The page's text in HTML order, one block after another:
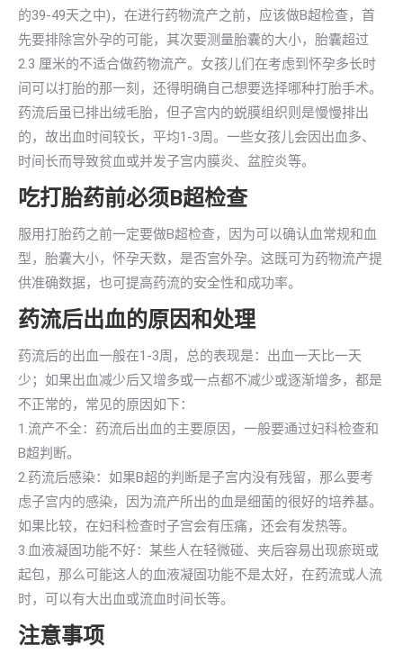
的39-49天之中)，在进行药物流产之前，应该做B超检查，首
先要排除宫外孕的可能，其次要测量胎囊的大小，胎囊超过
2.3 厘米的不适合做药物流产。女孩儿们在考虑到怀孕多长时
间可以打胎的那一刻，还得明确自己想要选择哪种打胎手术。
药流后虽已排出绒毛胎，但子宫内的蜕膜组织则是慢慢排出
的，故出血时间较长，平均1-3周。一些女孩儿会因出血多、
时间长而导致贫血或并发子宫内膜炎、盆腔炎等。
吃打胎药前必须B超检查
服用打胎药之前一定要做B超检查，因为可以确认血常规和血
型，胎囊大小，怀孕天数，是否宫外孕。这既可为药物流产提
供准确数据，也可提高药流的安全性和成功率。
药流后出血的原因和处理
药流后的出血一般在1-3周，总的表现是：出血一天比一天
少；如果出血减少后又增多或一点都不减少或逐渐增多，都是
不正常的，常见的原因如下：
1.流产不全：药流后出血的主要原因，一般要通过妇科检查和
B超判断。
2.药流后感染：如果B超的判断是子宫内没有残留，那么要考
虑子宫内的感染，因为流产所出的血是细菌的很好的培养基。
如果比较，在妇科检查时子宫会有压痛，还会有发热等。
3.血液凝固功能不好：某些人在轻微碰、夹后容易出现瘀斑或
起包，那么可能这人的血液凝固功能不是太好，在药流或人流
时，可以有大出血或流血时间长等。
注意事项